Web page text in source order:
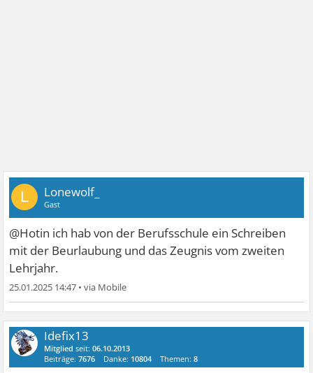
L Lonewolf_
Gast
@Hotin ich hab von der Berufsschule ein Schreiben
mit der Beurlaubung und das Zeugnis vom zweiten
Lehrjahr.
25.01.2025 14:47 •
Idefix13
Mitglied seit:06.10.2013
Beiträge:7676 Danke: 10804 Themen:8